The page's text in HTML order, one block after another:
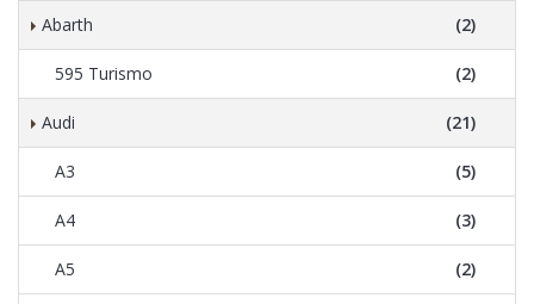
Abarth (2)
595 Turismo (2)
Audi (21)
A3 (5)
A4 (3)
A5 (2)